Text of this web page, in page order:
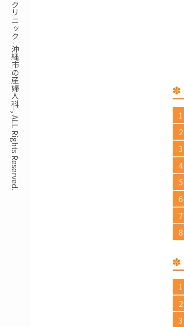
Copyright(C)2018ゆいクリニック -沖縄市の産婦人科-, ALL Rights Reserved.